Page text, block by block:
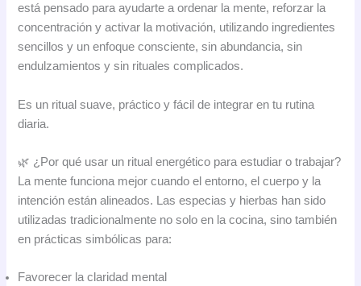
está pensado para ayudarte a ordenar la mente, reforzar la
concentración y activar la motivación, utilizando ingredientes
sencillos y un enfoque consciente, sin abundancia, sin
endulzamientos y sin rituales complicados.
Es un ritual suave, práctico y fácil de integrar en tu rutina
diaria.
🌿 ¿Por qué usar un ritual energético para estudiar o trabajar?
La mente funciona mejor cuando el entorno, el cuerpo y la
intención están alineados. Las especias y hierbas han sido
utilizadas tradicionalmente no solo en la cocina, sino también
en prácticas simbólicas para:
Favorecer la claridad mental